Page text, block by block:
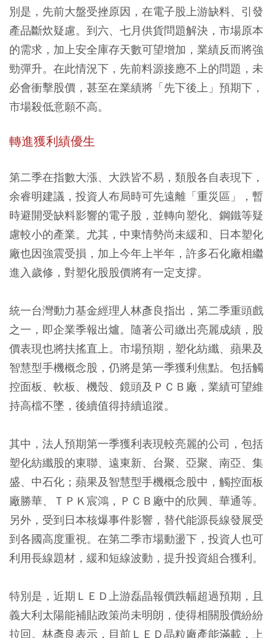
別是，先前大盤受挫原因，在電子股上游缺料、引發
產品斷炊疑慮。到六、七月供貨問題解決，市場原本
的需求，加上安全庫存天數可望增加，業績反而將強
勁彈升。在此情況下，先前料源接應不上的問題，未
必會衝擊股價，甚至在業績將「先下後上」預期下，
市場殺低意願不高。
轉進獲利績優生
第二季在指數大漲、大跌皆不易，類股各自表現下，
余睿明建議，投資人布局時可先遠離「重災區」，暫
時避開受缺料影響的電子股，並轉向塑化、鋼鐵等疑
慮較小的產業。尤其，中東情勢尚未緩和、日本塑化
廠也因強震受損，加上今年上半年，許多石化廠相繼
進入歲修，對塑化股股價將有一定支撐。
統一台灣動力基金經理人林彥良指出，第二季重頭戲
之一，即企業季報出爐。隨著公司繳出亮麗成績，股
價表現也將扶搖直上。市場預期，塑化紡纖、蘋果及
智慧型手機概念股，仍將是第一季獲利焦點。包括觸
控面板、軟板、機殼、鏡頭及ＰＣＢ廠，業績可望維
持高檔不墜，後續值得持續追蹤。
其中，法人預期第一季獲利表現較亮麗的公司，包括
塑化紡纖股的東聯、遠東新、台聚、亞聚、南亞、集
盛、中石化；蘋果及智慧型手機概念股中，觸控面板
廠勝華、ＴＰＫ宸鴻，ＰＣＢ廠中的欣興、華通等。
另外，受到日本核爆事件影響，替代能源長線發展受
到各國高度重視。在第二季市場動盪下，投資人也可
利用長線題材，緩和短線波動，提升投資組合獲利。
特別是，近期ＬＥＤ上游磊晶報價跌幅超過預期，且
義大利太陽能補貼政策尚未明朗，使得相關股價紛紛
拉回。林彥良表示，目前ＬＥＤ晶粒廠產能滿載，上